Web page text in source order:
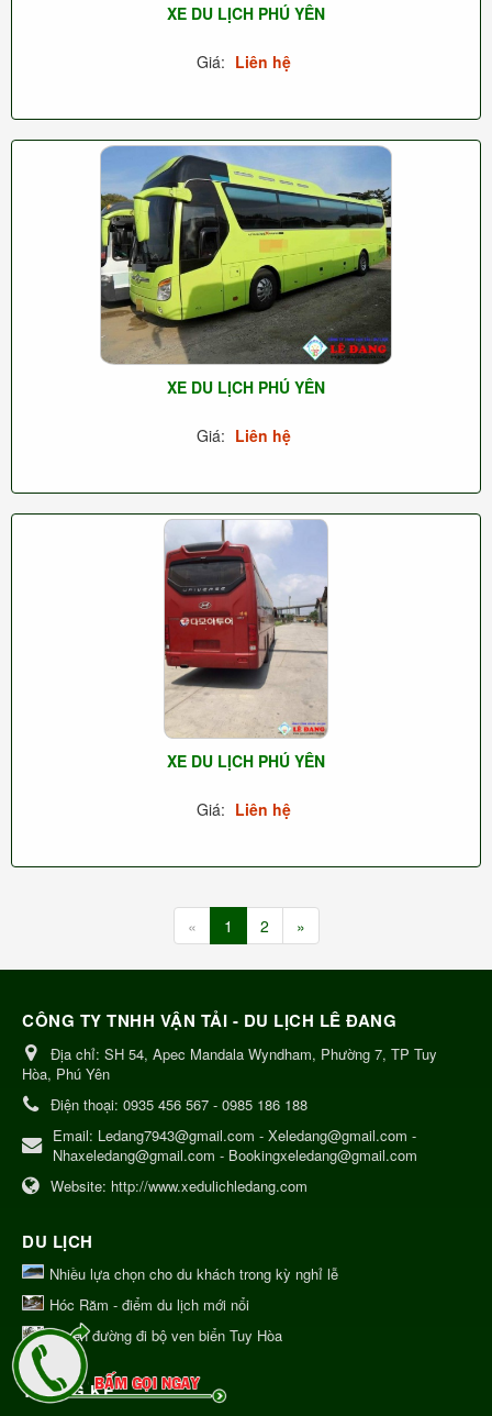
XE DU LỊCH PHÚ YÊN
Giá: Liên hệ
XE DU LỊCH PHÚ YÊN
Giá: Liên hệ
XE DU LỊCH PHÚ YÊN
Giá: Liên hệ
« 1 2 »
CÔNG TY TNHH VẬN TẢI - DU LỊCH LÊ ĐANG
Địa chỉ: SH 54, Apec Mandala Wyndham, Phường 7, TP Tuy
Hòa, Phú Yên
Điện thoại: 0935 456 567 - 0985 186 188
Email: Ledang7943@gmail.com - Xeledang@gmail.com -
Nhaxeledang@gmail.com - Bookingxeledang@gmail.com
Website: http://www.xedulichledang.com
DU LỊCH
Nhiều lựa chọn cho du khách trong kỳ nghỉ lễ
Hóc Răm - điểm du lịch mới nổi
Tuyến đường đi bộ ven biển Tuy Hòa
THỐNG KÊ